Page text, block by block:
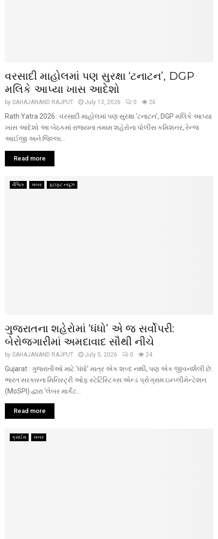
વરસાદી માહોલમાં પણ સુરક્ષા ‘ટનાટન’, DGP
મલિકે આપ્યા ખાસ આદેશો
by SAHAJANAND RAJPUT July 13, 2026 0 26
Rath Yatra 2026 : વરસાદી માહોલમાં પણ સુરક્ષા ‘ટનાટન’, DGP મલિકે આપ્યા
ખાસ આદેશો આ બેઠકમાં રાજ્યના તમામ શહેરોના પોલીસ કમિશનર, રેન્જ
આઈજી અને જિલ્લા...
Read more
વૈશ્વિક ખબર ફટાફટ ન્યૂઝ
ગુજરાતના શહેરોમાં ‘ધંધો’ એ જ સર્વોપરી:
બેરોજગારીમાં અમદાવાદ સૌથી નીચે
by SAHAJANAND RAJPUT July 5, 2026 0 24
Gujarat : ગુજરાતીઓ માટે ‘ધંધો’ માત્ર એક શબ્દ નથી, પણ એક જીવનશૈલી છે.
ભારત સરકારના મિનિસ્ટ્રી ઓફ સ્ટેટિસ્ટિક્સ એન્ડ પ્રોગ્રામ ઇમ્પ્લીમેન્ટેશન
(MoSPI) દ્વારા ‘લેબર માર્કેટ...
Read more
ક્રાઈમ ખબર